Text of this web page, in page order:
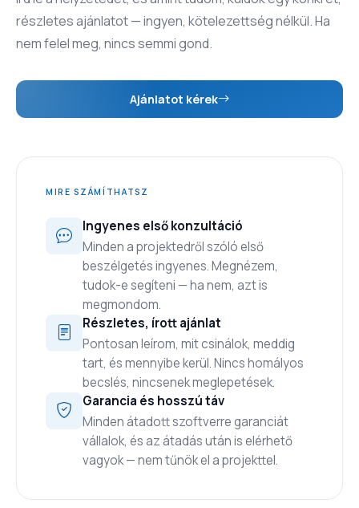
részletes ajánlatot — ingyen, kötelezettség nélkül. Ha
nem felel meg, nincs semmi gond.
Ajánlatot kérek
MIRE SZÁMÍTHATSZ
Ingyenes első konzultáció
Minden a projektedről szóló első
beszélgetés ingyenes. Megnézem,
tudok-e segíteni — ha nem, azt is
megmondom.
Részletes, írott ajánlat
Pontosan leírom, mit csinálok, meddig
tart, és mennyibe kerül. Nincs homályos
becslés, nincsenek meglepetések.
Garancia és hosszú táv
Minden átadott szoftverre garanciát
vállalok, és az átadás után is elérhető
vagyok — nem tűnök el a projekttel.